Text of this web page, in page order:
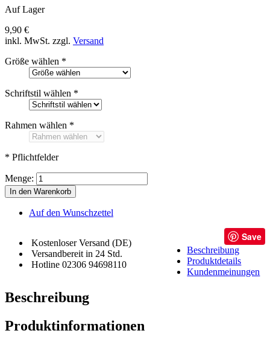
Auf Lager
9,90 €
inkl. MwSt. zzgl. Versand
Größe wählen *
Schriftstil wählen *
Rahmen wählen *
* Pflichtfelder
Menge:
In den Warenkorb
Auf den Wunschzettel
Kostenloser Versand (DE)
Versandbereit in 24 Std.
Hotline 02306 94698110
Save
Beschreibung
Produktdetails
Kundenmeinungen
Beschreibung
Produktinformationen